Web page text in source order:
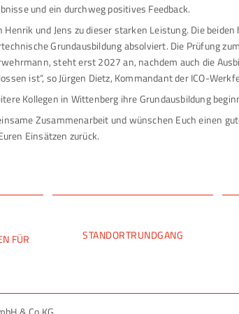
und ein durchweg positives Feedback.
Henrik und Jens zu dieser starken Leistung. Die
Grundausbildung absolviert. Die Prüfung
steht erst 2027 an, nachdem auch die
ist“, so Jürgen Dietz, Kommandant der ICO-
Kollegen in Wittenberg ihre Grundausbildung
Zusammenarbeit und wünschen Euch einen
Einsätzen zurück.
FÜR
STANDORTRUNDGANG